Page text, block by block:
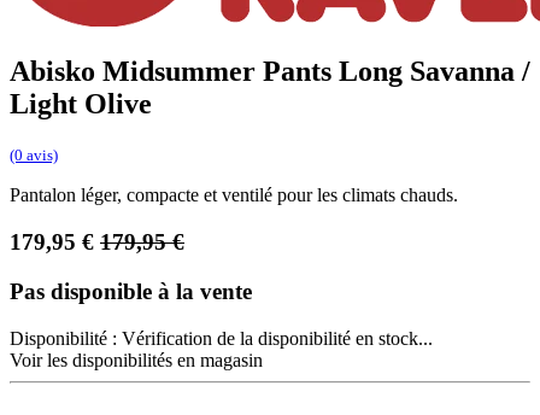
Abisko Midsummer Pants Long Savanna /
Light Olive
(0 avis)
Pantalon léger, compacte et ventilé pour les climats chauds.
179,95 € 179,95€
Pas disponible à la vente
Disponibilité : Vérification de la disponibilité en stock...
Voir les disponibilités en magasin